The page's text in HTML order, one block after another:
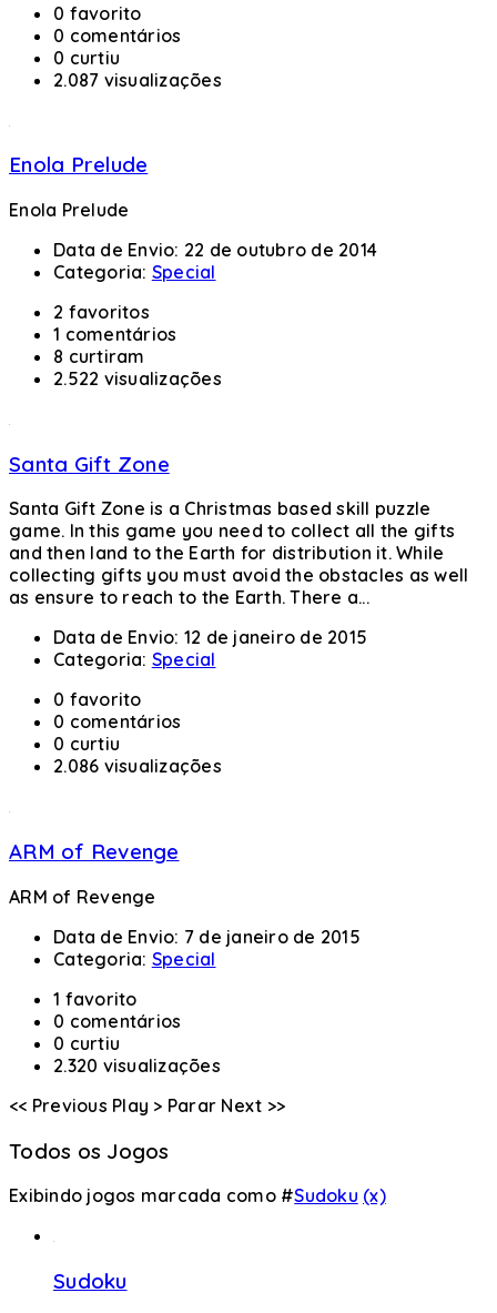
0 favorito
0 comentários
0 curtiu
2.087 visualizações
Enola Prelude
Enola Prelude
Data de Envio: 22 de outubro de 2014
Categoria: Special
2 favoritos
1 comentários
8 curtiram
2.522 visualizações
Santa Gift Zone
Santa Gift Zone is a Christmas based skill puzzle
game. In this game you need to collect all the gifts
and then land to the Earth for distribution it. While
collecting gifts you must avoid the obstacles as well
as ensure to reach to the Earth. There a...
Data de Envio: 12 de janeiro de 2015
Categoria: Special
0 favorito
0 comentários
0 curtiu
2.086 visualizações
ARM of Revenge
ARM of Revenge
Data de Envio: 7 de janeiro de 2015
Categoria: Special
1 favorito
0 comentários
0 curtiu
2.320 visualizações
<< Previous Play > Parar Next >>
Todos os Jogos
Exibindo jogos marcada como #Sudoku (x)
Sudoku